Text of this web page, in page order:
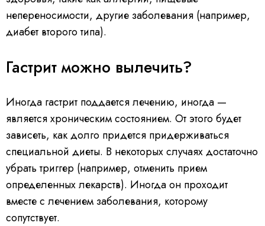
непереносимости, другие заболевания (например,
диабет второго типа).
Гастрит можно вылечить?
Иногда гастрит поддается лечению, иногда —
является хроническим состоянием. От этого будет
зависеть, как долго придется придерживаться
специальной диеты. В некоторых случаях достаточно
убрать триггер (например, отменить прием
определенных лекарств). Иногда он проходит
вместе с лечением заболевания, которому
сопутствует.